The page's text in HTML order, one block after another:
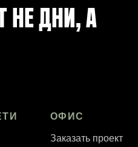
НЕ ДНИ, А
ОФИС
Заказать проект